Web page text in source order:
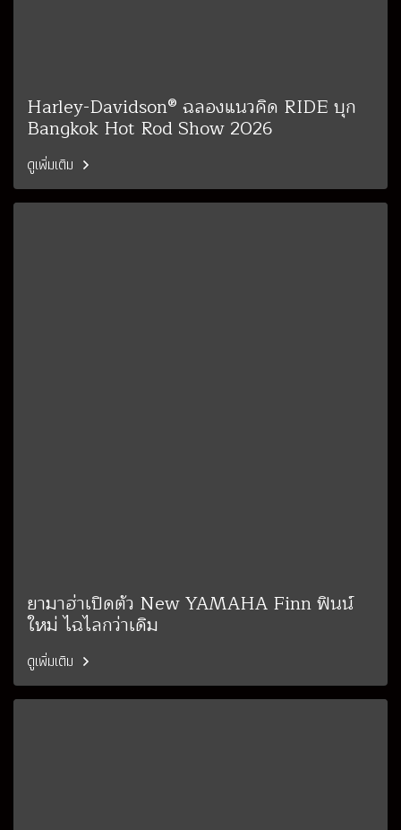
Harley-Davidson® ฉลองแนวคิด RIDE บุก
Bangkok Hot Rod Show 2026
ดูเพิ่มเติม
ยามาฮ่าเปิดตัว New YAMAHA Finn ฟินน์
ใหม่ ไฉไลกว่าเดิม
ดูเพิ่มเติม